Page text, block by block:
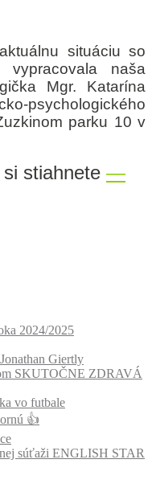
situáciu so
vypracovala naša
Mgr. Katarína
psychologického
parku 10 v
stiahnete —
2024/2025
Giertly
SKUTOČNE ZDRAVÁ
vo futbale
👍
súťaži ENGLISH STAR